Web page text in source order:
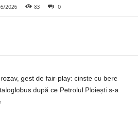
2026 83 0
gest de fair-play: cinste cu bere
după ce Petrolul Ploiești s-a